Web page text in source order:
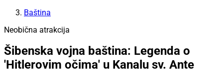
Baština
Neobična atrakcija
Šibenska vojna baština: Legenda o
'Hitlerovim očima' u Kanalu sv. Ante